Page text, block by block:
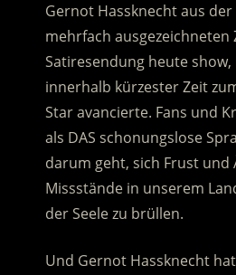
Gernot Hassknecht aus
mehrfach ausgezeichneten
Satiresendung heute
innerhalb kürzester Zeit
Star avancierte. Fans und
als DAS schonungslose
darum geht, sich Frust und
Missstände in unserem
der Seele zu brüllen.
Und Gernot Hassknecht